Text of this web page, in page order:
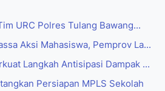
URC Polres Tulang Bawang...
Aksi Mahasiswa, Pemprov La...
Langkah Antisipasi Dampak ...
Persiapan MPLS Sekolah